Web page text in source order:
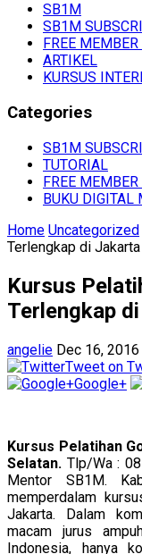
SB1M
SB1M
FREE
ARTIKEL
KURSUS
Categories
SB1M
TUTORIAL
FREE
BUKU DIGITAL
Home Uncategorized
Terlengkap di
Kursus
Terlengkap
angelie Dec 16, 2016
Tweet on
Google+
Kursus Pelatihan
Selatan. Tlp/Wa :
Mentor SB1M.
memperdalam
Jakarta. Dalam
macam jurus
Indonesia, hanya